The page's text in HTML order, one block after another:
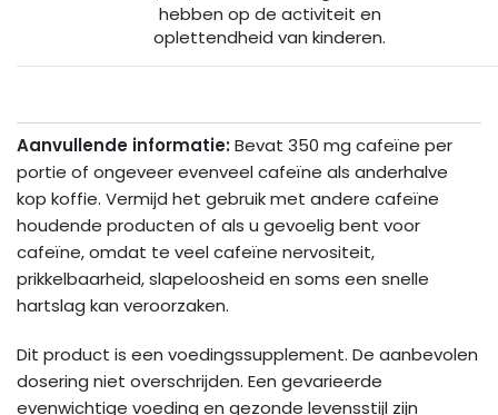
hebben op de activiteit en
oplettendheid van kinderen.
Aanvullende informatie:Bevat 350 mg cafeïne per
portie of ongeveer evenveel cafeïne als anderhalve
kop koffie. Vermijd het gebruik met andere cafeïne
houdende producten of als u gevoelig bent voor
cafeïne, omdat te veel cafeïne nervositeit,
prikkelbaarheid, slapeloosheid en soms een snelle
hartslag kan veroorzaken.
Dit product is een voedingssupplement. De aanbevolen
dosering niet overschrijden. Een gevarieerde
evenwichtige voeding en gezonde levensstijl zijn